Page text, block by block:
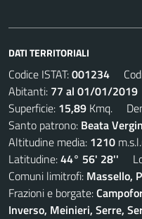
DATI TERRITORIALI
Codice ISTAT:001234
Abitanti: 77 al 01/01/2019
Superficie: 15,89 Kmq.
Santo patrono: Beata
Altitudine media: 1210
Latitudine:44° 56' 28''
Comuni limitrofi: Massello,
Frazioni e borgate:
Inverso, Meinieri, Serre,